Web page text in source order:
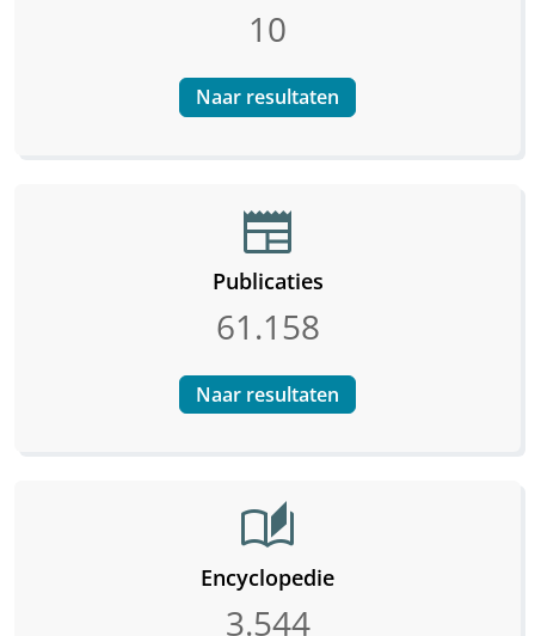
10
Naar resultaten
newspaper
Publicaties
61.158
Naar resultaten
auto_stories
Encyclopedie
3.544